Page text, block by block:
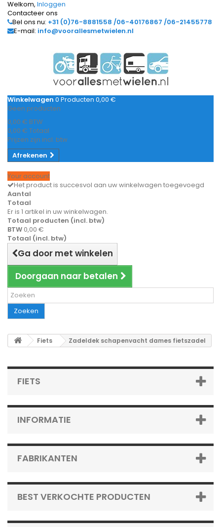
Welkom, Inloggen
Contacteer ons
Bel ons nu: +31 (0)76-8881558 /06-40176867 /06-21455778
E-mail: info@voorallesmetwielen.nl
Winkelwagen 0 Producten 0,00 €
Geen producten
0,00 € BTW
0,00 € Totaal
Prijzen zijn incl. btw
Afrekenen
Your account
Het product is succesvol aan uw winkelwagen toegevoegd
Aantal
Totaal
Er is 1 artikel in uw winkelwagen.
Totaal producten (incl. btw)
BTW 0,00 €
Totaal (incl. btw)
Ga door met winkelen
Doorgaan naar betalen
Zoeken
Fiets Zadeldek schapenvacht dames fietszadel
FIETS
INFORMATIE
FABRIKANTEN
BEST VERKOCHTE PRODUCTEN